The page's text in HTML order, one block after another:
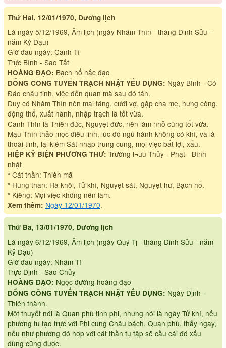
Thứ Hai, 12/01/1970, Dương lịch
Là ngày 5/12/1969, Âm lịch (ngày Nhâm Thìn - tháng Đinh Sửu -
năm Kỷ Dậu)
Giờ đầu ngày: Canh Tí
Trực Bình - Sao Tất
HOÀNG ĐẠO: Bạch hổ hắc đạo
ĐỔNG CÔNG TUYỂN TRẠCH NHẬT YẾU DỤNG: Ngày Bình - Có
Đáo châu tinh, việc đến quan mà sau đó tán.
Duy có Nhâm Thìn nên mai táng, cưới vợ, gặp cha mẹ, hưng công,
động thổ, xuất hành, nhập trạch là tốt vừa.
Canh Thìn là Thiên đức, Nguyệt đức, nên làm nhỏ cũng tốt vừa.
Mậu Thìn thảo mộc điêu linh, lúc đó ngũ hành không có khí, và là
thoái tinh, lại kiêm Sát nhập trung cung, mọi việc bất lợi, xấu.
HIỆP KỶ BIỆN PHƯƠNG THƯ: Trường l¬ưu Thủy - Phạt - Bình
nhật
* Cát thần: Thiên mã
* Hung thần: Hà khôi, Tử khí, Nguyệt sát, Nguyệt hư, Bạch hổ.
* Kiêng: Mọi việc không nên làm.
Xem thêm: Ngày 12/01/1970.
Thứ Ba, 13/01/1970, Dương lịch
Là ngày 6/12/1969, Âm lịch (ngày Quý Tị - tháng Đinh Sửu - năm
Kỷ Dậu)
Giờ đầu ngày: Nhâm Tí
Trực Định - Sao Chủy
HOÀNG ĐẠO: Ngọc đường hoàng đạo
ĐỔNG CÔNG TUYỂN TRẠCH NHẬT YẾU DỤNG: Ngày Định -
Thiên thành.
Một thuyết nói là Quan phù tinh phi, nhưng nói là ngày Tử khí, nếu
phương tu tạo trực với Phi cung Châu bách, Quan phù, thấy ngay,
nếu như phương đó hợp với cát thần tụ tập sẽ cầu cái đó xấu
dùng cũng được.